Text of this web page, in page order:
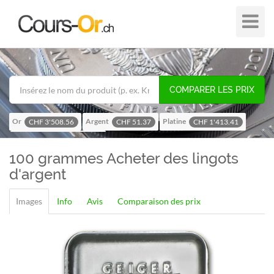
Plier
/
hors
de
COMPARER LES PRIX
Or CHF 3'508.56 Argent CHF 51.37 Platine
CHF 1'413.41
Palladium
CHF 1'116.58
100 grammes Acheter des lingots
d'argent
Images Info Avis Comparaison des prix